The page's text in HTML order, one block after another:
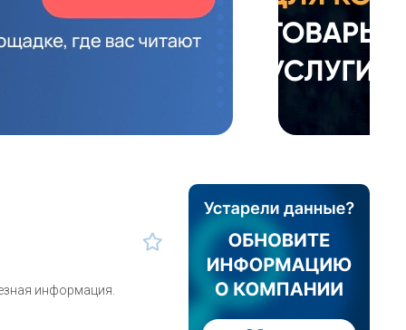
информация.